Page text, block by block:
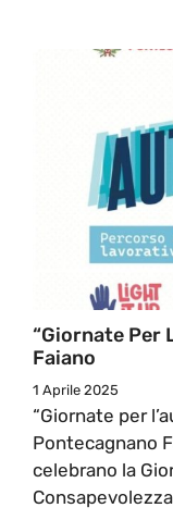
“Giornate Per
Faiano
1 Aprile 2025
“Giornate per
Pontecagnano
celebrano la